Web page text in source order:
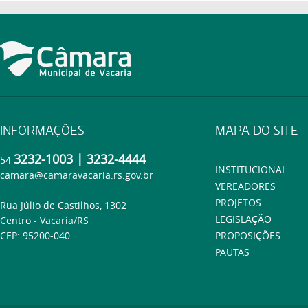
INFORMAÇÕES
54 3232-1003 | 3232-4444
camara@camaravacaria.rs.gov.br
Rua Júlio de Castilhos, 1302
Centro - Vacaria/RS
CEP: 95200-040
MAPA DO SITE
INSTITUCIONAL
VEREADORES
PROJETOS
LEGISLAÇÃO
PROPOSIÇÕES
PAUTAS